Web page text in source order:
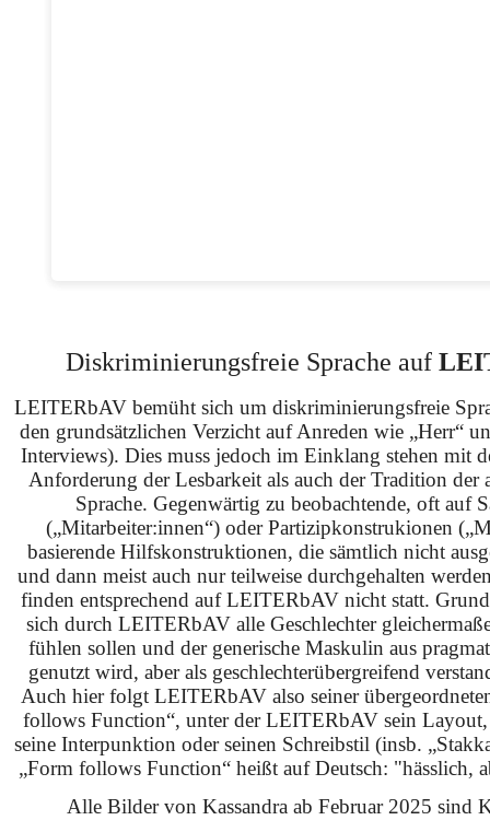
Diskriminierungsfreie Sprache auf
LEITERbAV bemüht sich um diskriminierungsfreie
den grundsätzlichen Verzicht auf Anreden wie „Herr“
Interviews). Dies muss jedoch im Einklang stehen mit
Anforderung der Lesbarkeit als auch der Tradition der
Sprache. Gegenwärtig zu beobachtende, oft auf
(„Mitarbeiter:innen“) oder Partizipkonstrukionen
basierende Hilfskonstruktionen, die sämtlich nicht
und dann meist auch nur teilweise durchgehalten
finden entsprechend auf LEITERbAV nicht statt.
sich durch LEITERbAV alle Geschlechter
fühlen sollen und der generische Maskulin aus
genutzt wird, aber als geschlechterübergreifend
Auch hier folgt LEITERbAV also seiner
follows Function“, unter der LEITERbAV sein Layout,
seine Interpunktion oder seinen Schreibstil (insb.
„Form follows Function“ heißt auf Deutsch: "hässlich,
Alle Bilder von Kassandra ab Februar 2025 sind